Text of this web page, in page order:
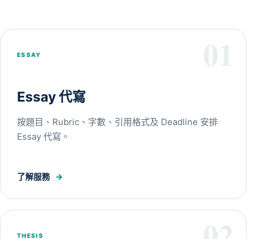
ESSAY
Essay 代寫
按題目、Rubric、字數、引用格式及 Deadline 安排
Essay 代寫。
了解服務 →
THESIS